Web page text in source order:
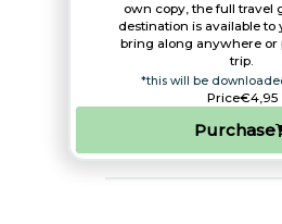
own copy, the full travel
destination is available to
bring along anywhere or
trip.​
*this will be
Price€4,95
Purchase